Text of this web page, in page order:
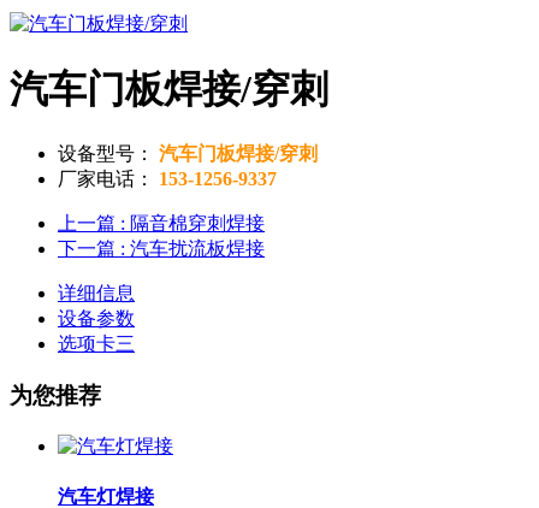
汽车门板焊接/穿刺
设备型号：
汽车门板焊接/穿刺
厂家电话：
153-1256-9337
上一篇 : 隔音棉穿刺焊接
下一篇 : 汽车扰流板焊接
详细信息
设备参数
选项卡三
为您推荐
汽车灯焊接